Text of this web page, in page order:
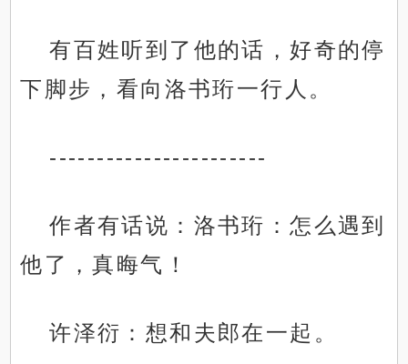
有百姓听到了他的话，好奇的停
下脚步，看向洛书珩一行人。
-----------------------
作者有话说：洛书珩：怎么遇到
他了，真晦气！
许泽衍：想和夫郎在一起。